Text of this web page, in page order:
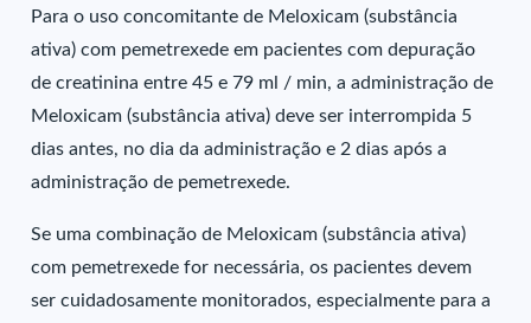
Para o uso concomitante de Meloxicam (substância
ativa) com pemetrexede em pacientes com depuração
de creatinina entre 45 e 79 ml / min, a administração de
Meloxicam (substância ativa) deve ser interrompida 5
dias antes, no dia da administração e 2 dias após a
administração de pemetrexede.
Se uma combinação de Meloxicam (substância ativa)
com pemetrexede for necessária, os pacientes devem
ser cuidadosamente monitorados, especialmente para a